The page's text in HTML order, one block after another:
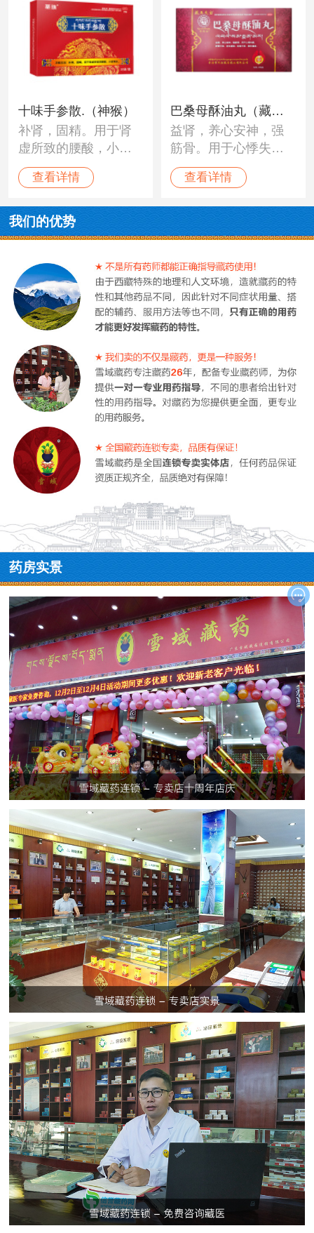

十味手参散.（神猴）
补肾，固精。用于肾
虚所致的腰酸，小便
清长。
查看详情
巴桑母酥油丸（藏王
天宝）
益肾，养心安神，强
筋骨。用于心悸失
眠，脾胃不和，老年
虚弱，经络不利，肢
查看详情
我们的优势
药房实景